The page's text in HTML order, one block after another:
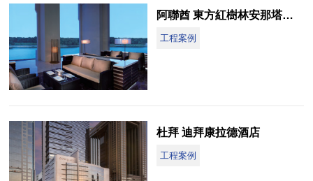
阿聯酋 東方紅樹林安那塔拉水療酒店
工程案例
杜拜 迪拜康拉德酒店
工程案例